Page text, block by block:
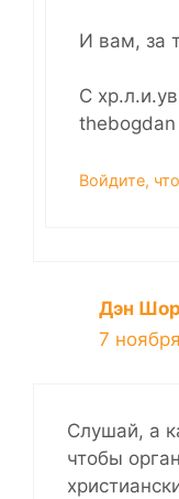
И вам, за
С
thebogdan
Войдите,
Дэн
7
Слушай, а
чтобы